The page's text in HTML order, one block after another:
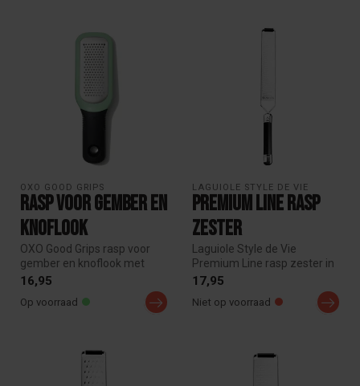
OXO GOOD GRIPS
Rasp voor Gember en
Knoflook
OXO Good Grips rasp voor
gember en knoflook met
extra scherp RVS blad. Voor
16,95
Op voorraad
LAGUIOLE STYLE DE VIE
Premium Line Rasp
Zester
Laguiole Style de Vie
Premium Line rasp zester in
zwart. Extra fijne rasp voor
17,95
Niet op voorraad